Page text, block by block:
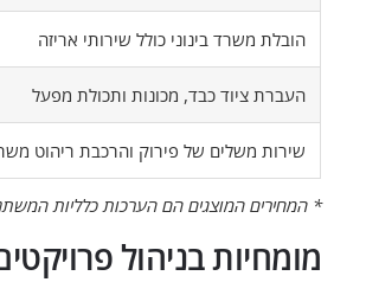
הובלת משרד בינוני כולל שירותי אריזה
העברת ציוד כבד, מכונות ותכולת מפעל
שירות משלים של פירוק והרכבת ריהוט
* המחירים המוצגים הם הערכות כלליות
מומחיות בניהול